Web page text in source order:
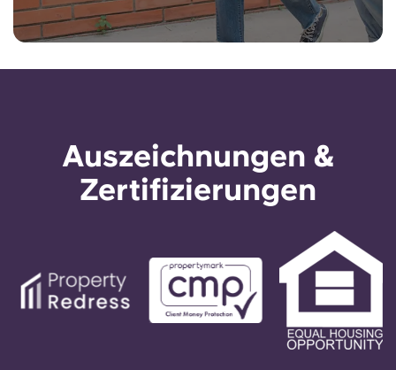
Auszeichnungen &
Zertifizierungen